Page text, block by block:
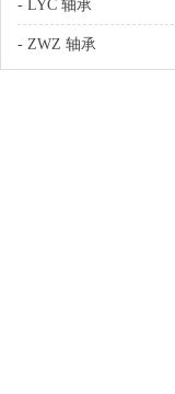
- LYC 轴承
- ZWZ 轴承